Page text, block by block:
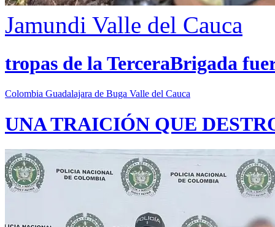
Jamundi Valle del Cauca
tropas de la TerceraBrigada
Colombia Guadalajara de Buga Valle del Cauca
UNA TRAICIÓN QUE